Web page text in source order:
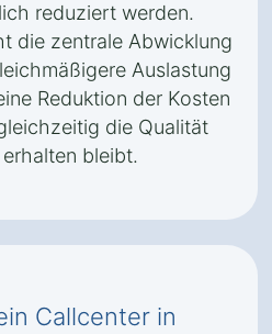
reduziert werden.
die zentrale Abwicklung
Auslastung
Reduktion der Kosten
die Qualität
bleibt.
Callcenter in